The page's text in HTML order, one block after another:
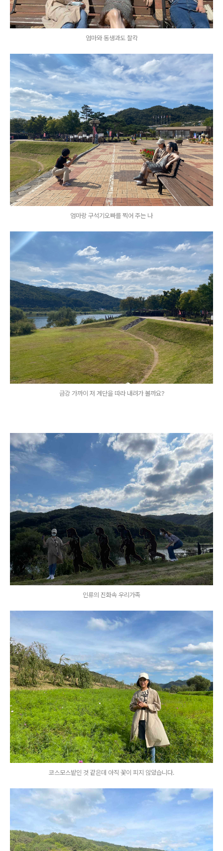
엄마와 동생과도 찰칵
엄마랑 구석기오빠를 찍어 주는 나
금강 가까이 저 계단을 따라 내려가 볼까요?
인류의 진화속 우리가족
코스모스밭인 것 같은데 아직 꽃이 피지 않았습니다.